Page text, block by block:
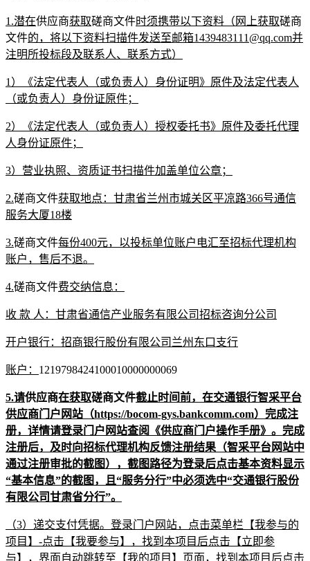
1.潜在供应商获取磋商文件时须携带以下资料（网上获取磋商
文件的，将以下资料扫描件发送至邮箱1439483111 @qq.com并
注明所投标段及联系人、联系方式）
1）《法定代表人（或负责人）身份证明》原件及法定代表人
（或负责人）身份证原件；
2）《法定代表人（或负责人）授权委托书》原件及委托代理
人身份证原件；
3）营业执照、资质证书扫描件加盖单位公章；
2.磋商文件获取地点：甘肃省兰州市城关区平凉路366号通信
服务大厦18楼
3.磋商文件每份400元，以投标单位账户电汇至招标代理机构
账户，售后不退。
4.磋商文件费交纳信息：
收 款 人：甘肃省通信产业服务有限公司招标咨询分公司
开户银行：招商银行股份有限公司兰州东口支行
账户： 1219798424100010000000069
5.请供应商在获取磋商文件截止时间前，在交通银行智采平台
供应商门户网站（https://bocom-gys.bankcomm.com）完成注
册，详情请登录门户网站查阅《供应商门户操作手册》。完成
注册后，及时向招标代理机构反馈注册结果（智采平台网站中
通过注册审批的截图），截图路径为登录后点击基本资料显示
“基本信息”的截图，且“服务分行”中必须选中“交通银行股份
有限公司甘肃省分行”。
（3）递交支付凭据。登录门户网站，点击菜单栏【我参与的
项目】-点击【我要参与】，找到本项目后点击【立即参
与】，界面自动跳转至【我的项目】页面，找到本项目后点击